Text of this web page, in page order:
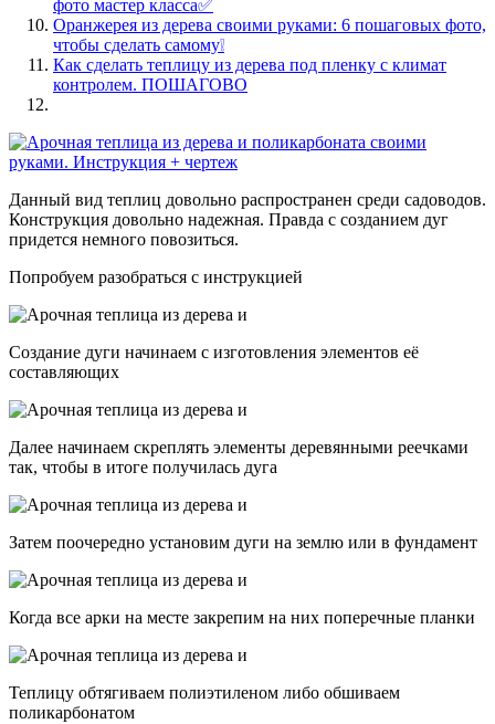
фото мастер класса✅
Оранжерея из дерева своими руками: 6 пошаговых фото,
чтобы сделать самому❕
Как сделать теплицу из дерева под пленку с климат
контролем. ПОШАГОВО
Данный вид теплиц довольно распространен среди садоводов.
Конструкция довольно надежная. Правда с созданием дуг
придется немного повозиться.
Попробуем разобраться с инструкцией
Создание дуги начинаем с изготовления элементов её
составляющих
Далее начинаем скреплять элементы деревянными реечками
так, чтобы в итоге получилась дуга
Затем поочередно установим дуги на землю или в фундамент
Когда все арки на месте закрепим на них поперечные планки
Теплицу обтягиваем полиэтиленом либо обшиваем
поликарбонатом